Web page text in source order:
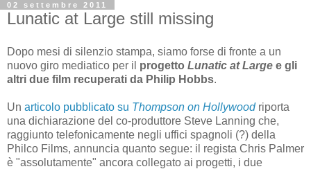
02 settembre 2011
Lunatic at Large still missing
Dopo mesi di silenzio stampa, siamo forse di fronte a un
nuovo giro mediatico per il progetto Lunatic at Large e gli
altri due film recuperati da Philip Hobbs.
Un articolo pubblicato su Thompson on Hollywoodriporta
una dichiarazione del co-produttore Steve Lanning che,
raggiunto telefonicamente negli uffici spagnoli (?) della
Philco Films, annuncia quanto segue: il regista Chris Palmer
è "assolutamente" ancora collegato ai progetti, i due